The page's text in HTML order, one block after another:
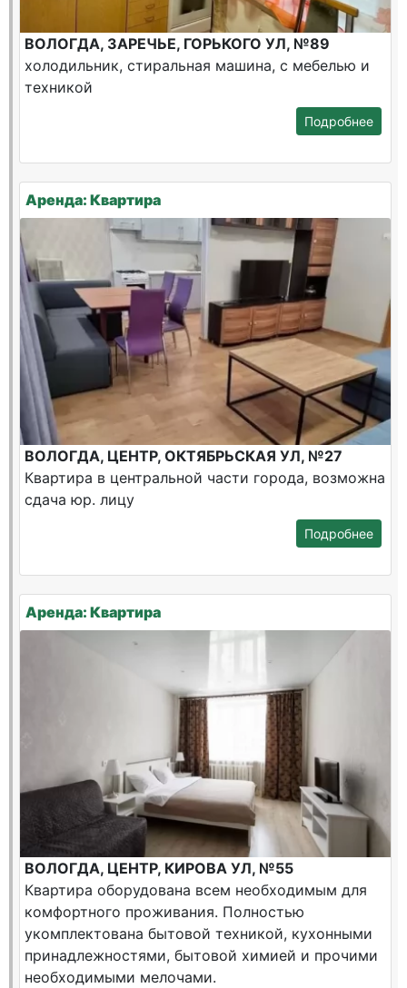
ВОЛОГДА, ЗАРЕЧЬЕ, ГОРЬКОГО УЛ, №89
холодильник, стиральная машина, с мебелью и
техникой
Подробнее
Аренда: Квартира
ВОЛОГДА, ЦЕНТР, ОКТЯБРЬСКАЯ УЛ, №27
Квартира в центральной части города, возможна
сдача юр. лицу
Подробнее
Аренда: Квартира
ВОЛОГДА, ЦЕНТР, КИРОВА УЛ, №55
Квартира оборудована всем необходимым для
комфортного проживания. Полностью
укомплектована бытовой техникой, кухонными
принадлежностями, бытовой химией и прочими
необходимыми мелочами.